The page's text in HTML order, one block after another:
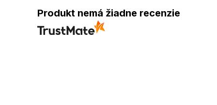
Produkt nemá žiadne recenzie